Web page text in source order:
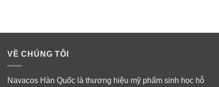
VỀ CHÚNG TÔI
Navacos Hàn Quốc là thương hiệu mỹ phẩm sinh học hỗ